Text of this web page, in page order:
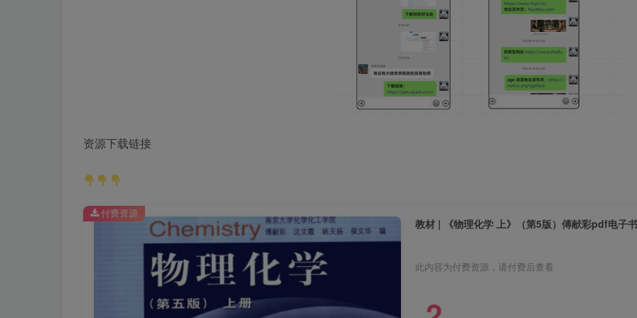
资源下载链接
教材 | 《物理化学 上》（第5版）傅献彩pdf电子
此内容为付费资源，请付费后查看
付费资源